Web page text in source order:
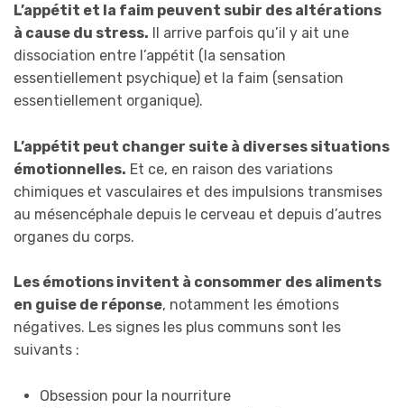
L’appétit et la faim peuvent subir des altérations
à cause du stress. Il arrive parfois qu’il y ait une
dissociation entre l’appétit (la sensation
essentiellement psychique) et la faim (sensation
essentiellement organique).
L’appétit peut changer suite à diverses situations
émotionnelles. Et ce, en raison des variations
chimiques et vasculaires et des impulsions transmises
au mésencéphale depuis le cerveau et depuis d’autres
organes du corps.
Les émotions invitent à consommer des aliments
en guise de réponse, notamment les émotions
négatives. Les signes les plus communs sont les
suivants :
Obsession pour la nourriture